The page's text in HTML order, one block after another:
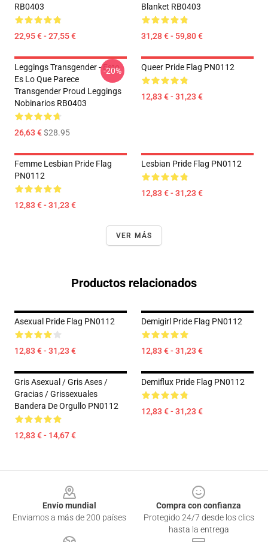
RB0403
22,95 € - 27,55 €
Blanket RB0403
31,28 € - 59,80 €
Leggings Transgender - Esto
Es Lo Que Parece
Transgender Proud Leggings
Nobinarios RB0403
26,63 €$28.95
-20% Queer Pride Flag PN0112
12,83 € - 31,23 €
Femme Lesbian Pride Flag
PN0112
12,83 € - 31,23 €
Lesbian Pride Flag PN0112
12,83 € - 31,23 €
VER MÁS
Productos relacionados
Asexual Pride Flag PN0112
12,83 € - 31,23 €
Demigirl Pride Flag PN0112
12,83 € - 31,23 €
Gris Asexual / Gris Ases /
Gracias / Grissexuales
Bandera De Orgullo PN0112
12,83 € - 14,67 €
Demiflux Pride Flag PN0112
12,83 € - 31,23 €
Envío mundial
Enviamos a más de 200 países
Compra con confianza
Protegido 24/7 desde los clics
hasta la entrega